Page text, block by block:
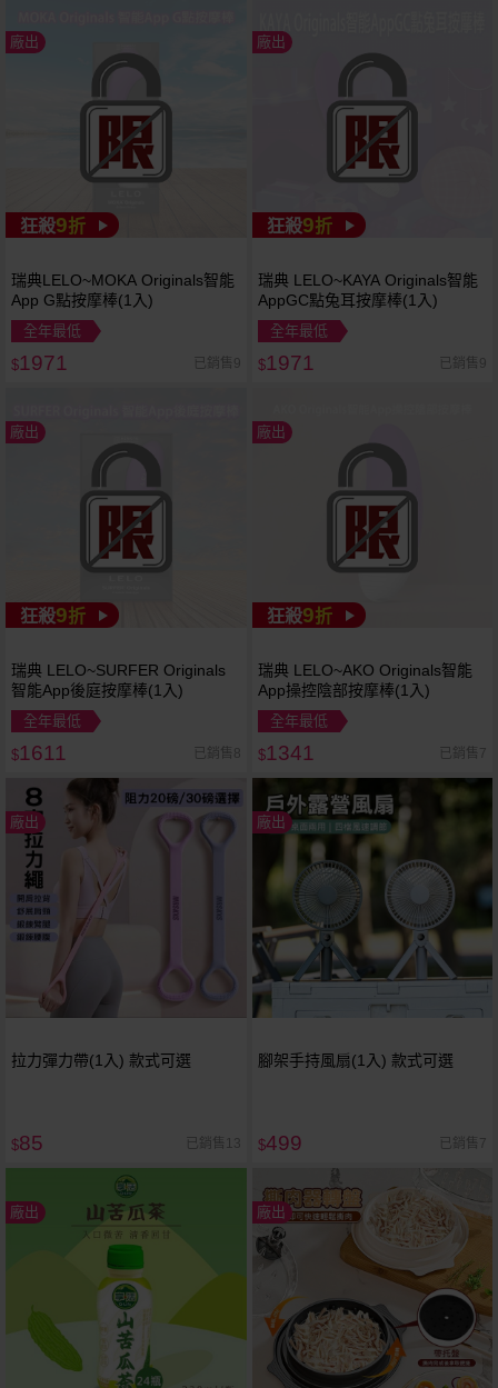
廠出
狂殺9折
瑞典LELO~MOKA Originals智能
App G點按摩棒(1入)
全年最低
$1971 已銷售9
廠出
狂殺9折
瑞典 LELO~KAYA Originals智能
AppGC點兔耳按摩棒(1入)
全年最低
$1971 已銷售9
廠出
狂殺9折
瑞典 LELO~SURFER Originals
智能App後庭按摩棒(1入)
全年最低
$1611 已銷售8
廠出
狂殺9折
瑞典 LELO~AKO Originals智能
App操控陰部按摩棒(1入)
全年最低
$1341 已銷售7
廠出
拉力彈力帶(1入) 款式可選
$85 已銷售13
廠出
腳架手持風扇(1入) 款式可選
$499 已銷售7
廠出 廠出